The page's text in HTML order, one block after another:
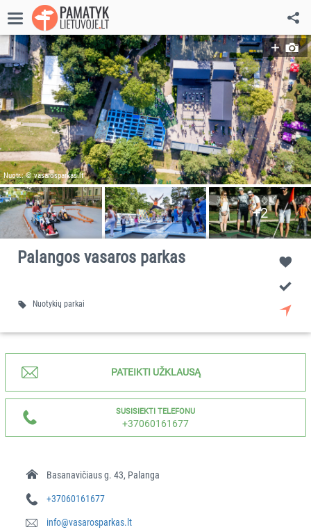
Palangos vasaros parkas
Nuotykių parkai
Nuotr.: © vasarosparkas.lt
+2
PATEIKTI UŽKLAUSĄ
SUSISIEKTI TELEFONU
+37060161677
Basanavičiaus g. 43, Palanga
+37060161677
info@vasarosparkas.lt